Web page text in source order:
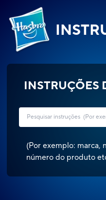
INSTRUÇÕES
(Por exemplo: marca,
número do produto